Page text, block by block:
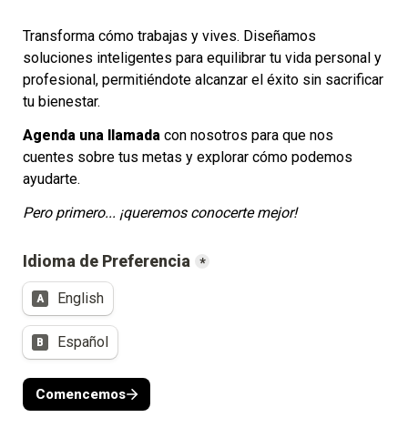
Transforma cómo trabajas y vives. Diseñamos
soluciones inteligentes para equilibrar tu vida personal y
profesional, permitiéndote alcanzar el éxito sin sacrificar
tu bienestar.
Agenda una llamada con nosotros para que nos
cuentes sobre tus metas y explorar cómo podemos
ayudarte.
Pero primero... ¡queremos conocerte mejor!
Idioma de Preferencia *
A English
B Español
Comencemos